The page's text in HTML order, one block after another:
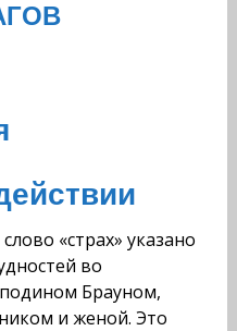
«страх» указано
во
Брауном,
и женой. Это